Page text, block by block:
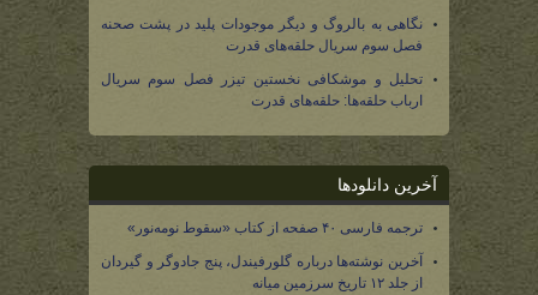
نگاهی به بالروگ و دیگر موجودات پلید در پشت صحنه
فصل سوم سریال حلقه‌های قدرت
تحلیل و موشکافی نخستین تیزر فصل سوم سریال
ارباب حلقه‌ها: حلقه‌های قدرت
آخرین دانلودها
ترجمه فارسی ۴۰ صفحه از کتاب «سقوط نومه‌نور»
آخرین نوشته‌ها درباره گلورفیندل، پنج جادوگر و گیردان
از جلد ۱۲ تاریخ سرزمین میانه